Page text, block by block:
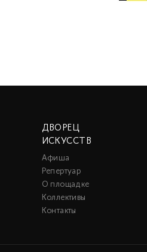
ДВОРЕЦ
ИСКУССТВ
Афиша
Репертуар
О площадке
Коллективы
Контакты